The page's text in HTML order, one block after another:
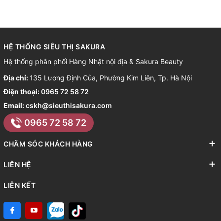
HỆ THỐNG SIÊU THỊ SAKURA
Hệ thống phân phối Hàng Nhật nội địa & Sakura Beauty
Địa chỉ: 135 Lương Định Của, Phường Kim Liên, Tp. Hà Nội
Điện thoại:0965 72 58 72
Email:cskh@sieuthisakura.com
0965 72 58 72
CHĂM SÓC KHÁCH HÀNG
LIÊN HỆ
LIÊN KẾT